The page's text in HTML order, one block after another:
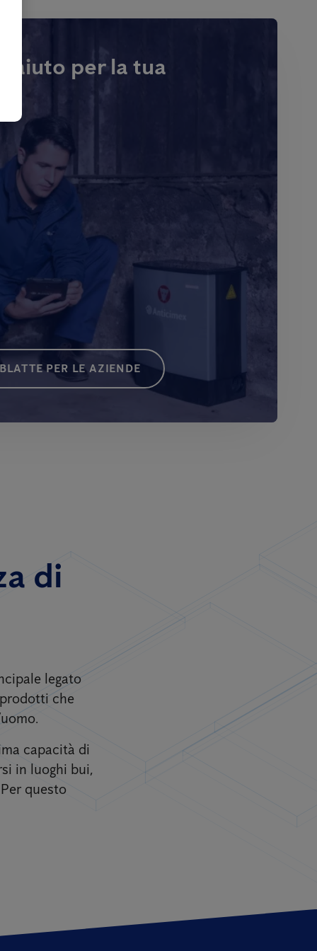
aiuto per la tua
PER LE AZIENDE
di
legato
che
capacità di
in luoghi bui,
questo